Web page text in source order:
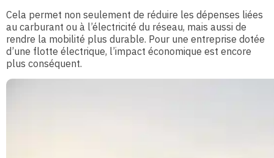
Cela permet non seulement de réduire les dépenses liées
au carburant ou à l’électricité du réseau, mais aussi de
rendre la mobilité plus durable. Pour une entreprise dotée
d’une flotte électrique, l’impact économique est encore
plus conséquent.